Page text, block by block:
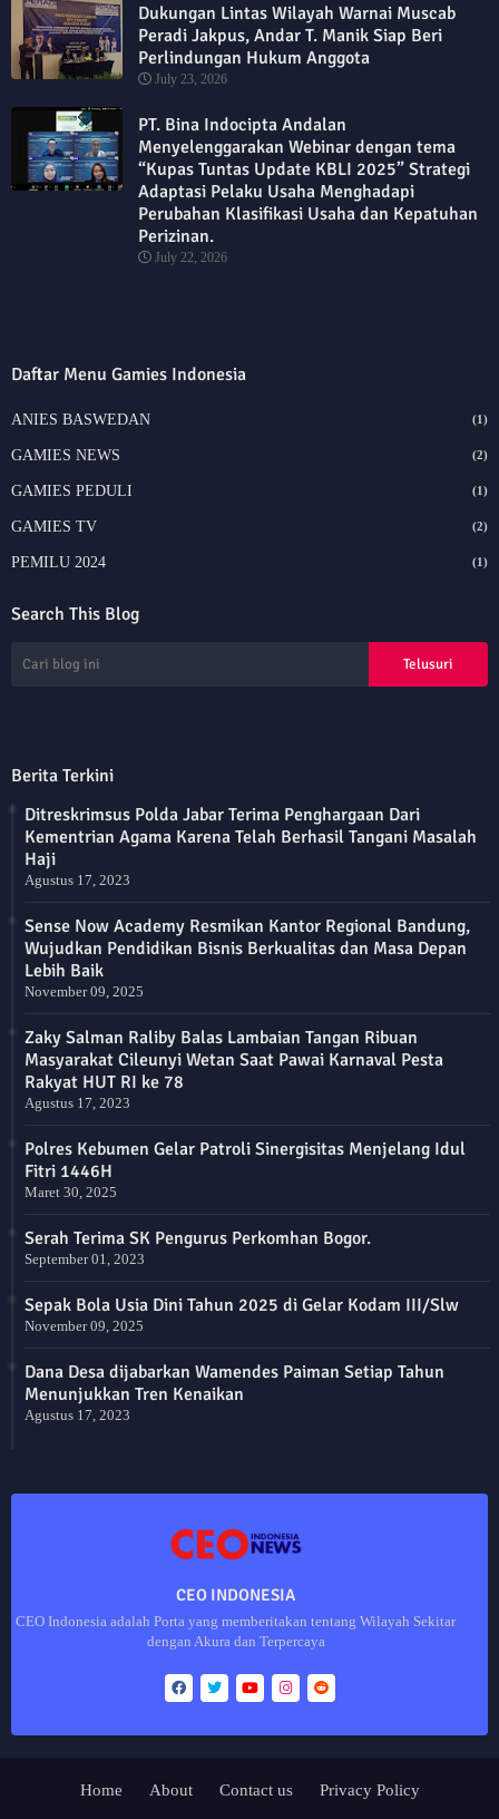
Dukungan Lintas Wilayah Warnai Muscab
Peradi Jakpus, Andar T. Manik Siap Beri
Perlindungan Hukum Anggota
July 23, 2026
PT. Bina Indocipta Andalan
Menyelenggarakan Webinar dengan tema
“Kupas Tuntas Update KBLI 2025” Strategi
Adaptasi Pelaku Usaha Menghadapi
Perubahan Klasifikasi Usaha dan Kepatuhan
Perizinan.
July 22, 2026
Daftar Menu Gamies Indonesia
ANIES BASWEDAN (1)
GAMIES NEWS (2)
GAMIES PEDULI (1)
GAMIES TV (2)
PEMILU 2024 (1)
Search This Blog
Berita Terkini
Ditreskrimsus Polda Jabar Terima Penghargaan Dari
Kementrian Agama Karena Telah Berhasil Tangani Masalah
Haji
Agustus 17, 2023
Sense Now Academy Resmikan Kantor Regional Bandung,
Wujudkan Pendidikan Bisnis Berkualitas dan Masa Depan
Lebih Baik
November 09, 2025
Zaky Salman Raliby Balas Lambaian Tangan Ribuan
Masyarakat Cileunyi Wetan Saat Pawai Karnaval Pesta
Rakyat HUT RI ke 78
Agustus 17, 2023
Polres Kebumen Gelar Patroli Sinergisitas Menjelang Idul
Fitri 1446H
Maret 30, 2025
Serah Terima SK Pengurus Perkomhan Bogor.
September 01, 2023
Sepak Bola Usia Dini Tahun 2025 di Gelar Kodam III/Slw
November 09, 2025
Dana Desa dijabarkan Wamendes Paiman Setiap Tahun
Menunjukkan Tren Kenaikan
Agustus 17, 2023
CEO INDONESIA
CEO Indonesia adalah Porta yang memberitakan tentang Wilayah Sekitar
dengan Akura dan Terpercaya
Home About Contact us Privacy Policy